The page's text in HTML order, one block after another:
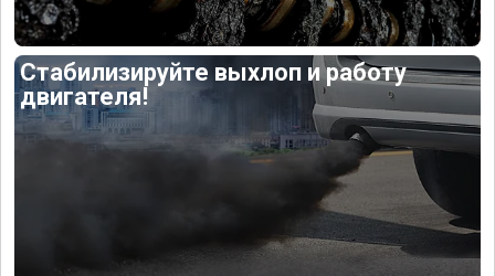
Стабилизируйте выхлоп и работу
двигателя!